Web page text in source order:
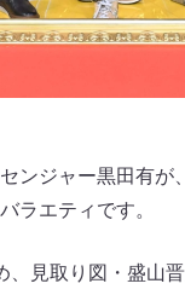
ンジャー黒田有
ラエティです。
見取り図・盛山